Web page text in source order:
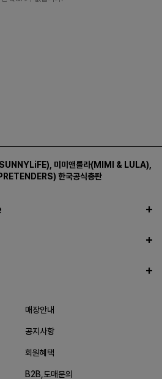
미미앤룰라(MIMI & LULA)
한국공식총판
매장안내
공지사항
회원혜택
B2B,도매문의